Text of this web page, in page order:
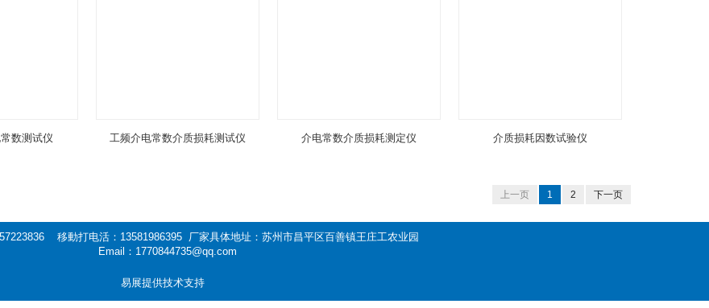
数测试仪 工频介电常数介质损耗测试仪 介电常数介质损耗测定仪 介质损耗因数试验仪
上一页 1 2 下一页
移動打电活：13581986395 厂家具体地址：苏州市昌平区百善镇王庄工农业园
Email：1770844735@qq.com
易展提供技术支持